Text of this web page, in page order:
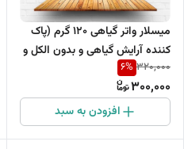
میسلار واتر گیاهی ۱۲۰ گرم (پاک
کننده آرایش گیاهی و بدون الکل و
بدون پارابن)
320,000
6%
300,000
افزودن به سبد